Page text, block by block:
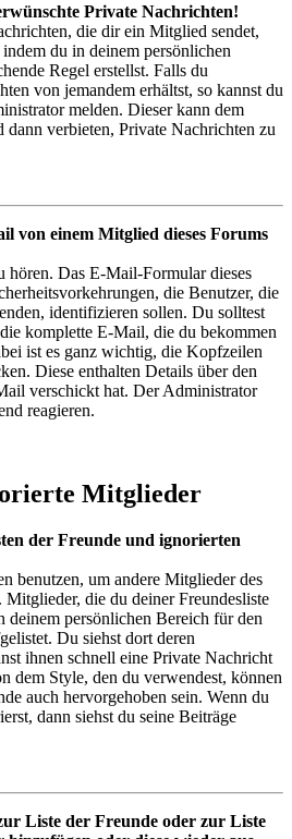
Private Nachrichten!
die dir ein Mitglied sendet,
du in deinem persönlichen
Regel erstellst. Falls du
von jemandem erhältst, so kannst du
melden. Dieser kann dem
verbieten, Private Nachrichten zu
von einem Mitglied dieses Forums
hören. Das E-Mail-Formular dieses
die Benutzer, die
identifizieren sollen. Du solltest
komplette E-Mail, die du bekommen
ist es ganz wichtig, die Kopfzeilen
Diese enthalten Details über den
verschickt hat. Der Administrator
reagieren.
Mitglieder
der Freunde und ignorierten
benutzen, um andere Mitglieder des
die du deiner Freundesliste
deinem persönlichen Bereich für den
Du siehst dort deren
ihnen schnell eine Private Nachricht
dem Style, den du verwendest, können
auch hervorgehoben sein. Wenn du
dann siehst du seine Beiträge
Liste der Freunde oder zur Liste